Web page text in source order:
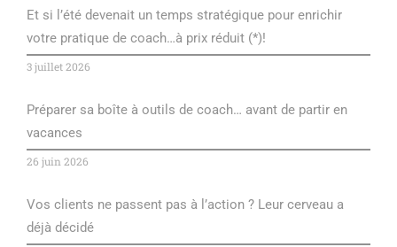
Et si l’été devenait un temps stratégique pour enrichir
votre pratique de coach…à prix réduit (*)!
3 juillet 2026
Préparer sa boîte à outils de coach… avant de partir en
vacances
26 juin 2026
Vos clients ne passent pas à l’action ? Leur cerveau a
déjà décidé